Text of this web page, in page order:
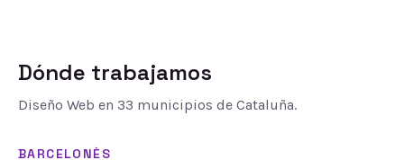
Dónde trabajamos
Diseño Web en 33 municipios de Cataluña.
BARCELONÈS